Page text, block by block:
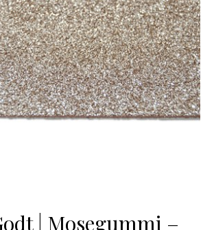
| Mosegummi –